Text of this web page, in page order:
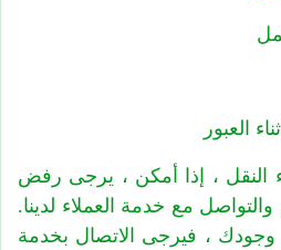
النقل ، إذا أمكن ، يرجى رفض
مع خدمة العملاء لدينا.
وجودك ، فيرجى الاتصال بخدمة